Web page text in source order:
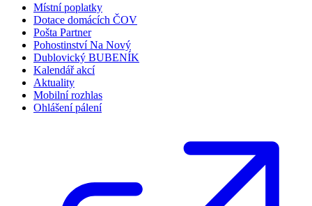
Místní poplatky
Dotace domácích ČOV
Pošta Partner
Pohostinství Na Nový
Dublovický BUBENÍK
Kalendář akcí
Aktuality
Mobilní rozhlas
Ohlášení pálení